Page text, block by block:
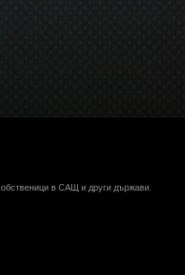
в САЩ и други държави.